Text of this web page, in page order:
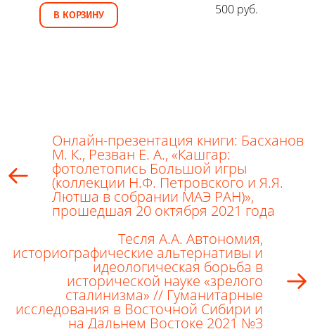
В КОРЗИНУ 500 руб.
Онлайн-презентация книги: Басханов
М. К., Резван Е. А., «Кашгар:
фотолетопись Большой игры
(коллекции Н.Ф. Петровского и Я.Я.
Лютша в собрании МАЭ РАН)»,
прошедшая 20 октября 2021 года
Тесля А.А. Автономия,
историографические альтернативы и
идеологическая борьба в
исторической науке «зрелого
сталинизма» // Гуманитарные
исследования в Восточной Сибири и
на Дальнем Востоке 2021 №3